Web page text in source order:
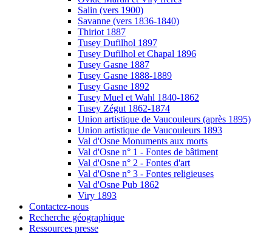
Salin (vers 1900)
Savanne (vers 1836-1840)
Thiriot 1887
Tusey Dufilhol 1897
Tusey Dufilhol et Chapal 1896
Tusey Gasne 1887
Tusey Gasne 1888-1889
Tusey Gasne 1892
Tusey Muel et Wahl 1840-1862
Tusey Zégut 1862-1874
Union artistique de Vaucouleurs (après 1895)
Union artistique de Vaucouleurs 1893
Val d'Osne Monuments aux morts
Val d'Osne n° 1 - Fontes de bâtiment
Val d'Osne n° 2 - Fontes d'art
Val d'Osne n° 3 - Fontes religieuses
Val d'Osne Pub 1862
Viry 1893
Contactez-nous
Recherche géographique
Ressources presse